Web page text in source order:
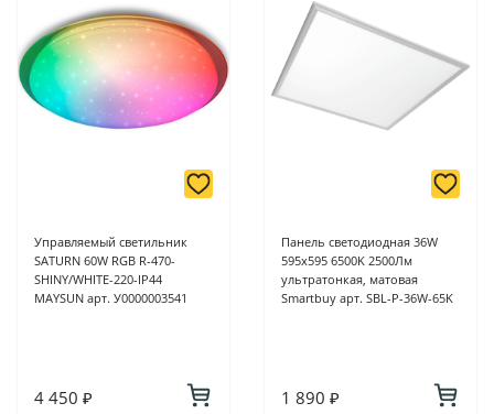
Управляемый светильник
SATURN 60W RGB R-470-
SHINY/WHITE-220-IP44
MAYSUN арт. У0000003541
4 450 ₽
Панель светодиодная 36W
595х595 6500K 2500Лм
ультратонкая, матовая
Smartbuy арт. SBL-P-36W-65K
1 890 ₽